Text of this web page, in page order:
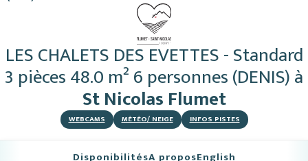
LES CHALETS DES EVETTES - Standard
3 pièces 48.0 m² 6 personnes (DENIS)à
St Nicolas Flumet
WEBCAMS MÉTÉO/ NEIGE INFOS PISTES
Hébergements
DisponibilitésA proposEnglish